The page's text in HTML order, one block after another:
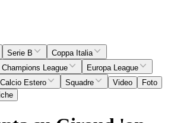
Serie B
Coppa Italia
Champions League
Europa League
Calcio Estero Squadre Video
Foto